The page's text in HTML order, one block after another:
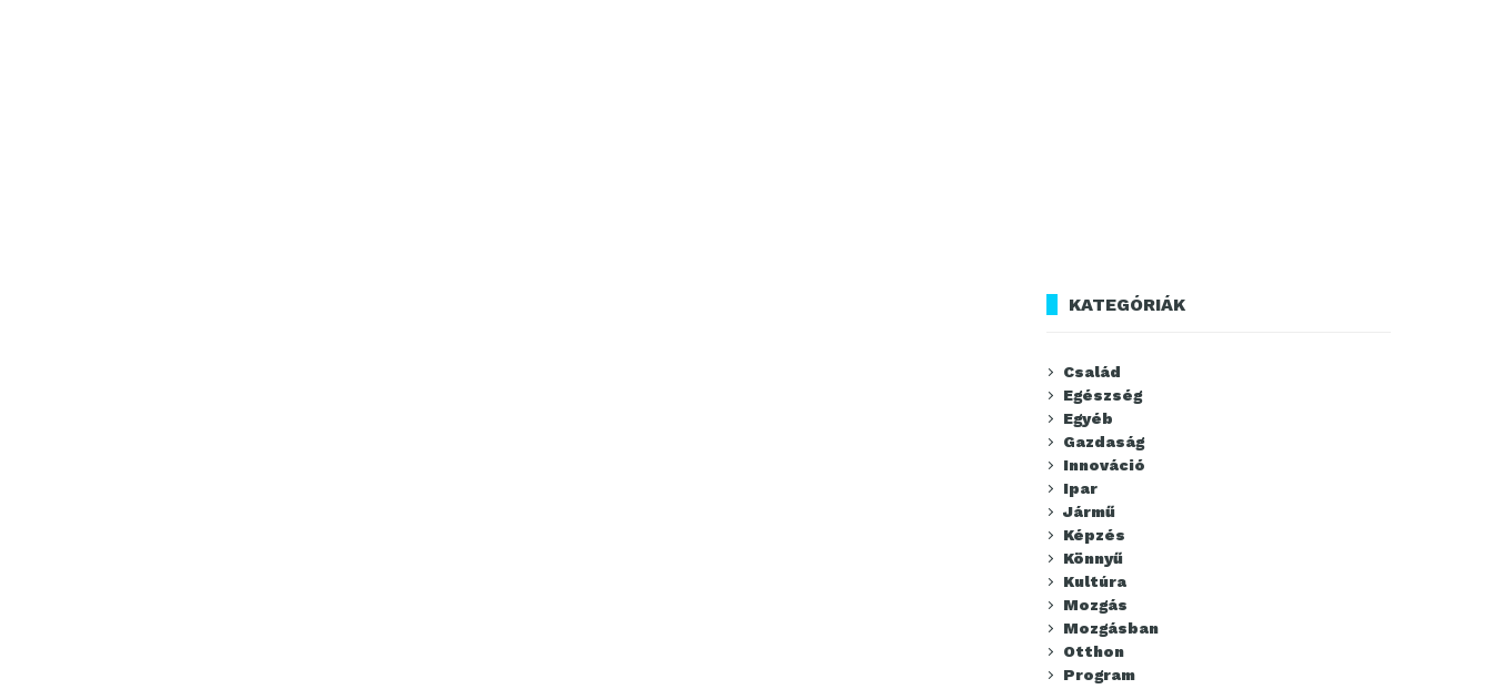
KATEGÓRIÁK
Család
Egészség
Egyéb
Gazdaság
Innováció
Ipar
Jármű
Képzés
Könnyű
Kultúra
Mozgás
Mozgásban
Otthon
Program